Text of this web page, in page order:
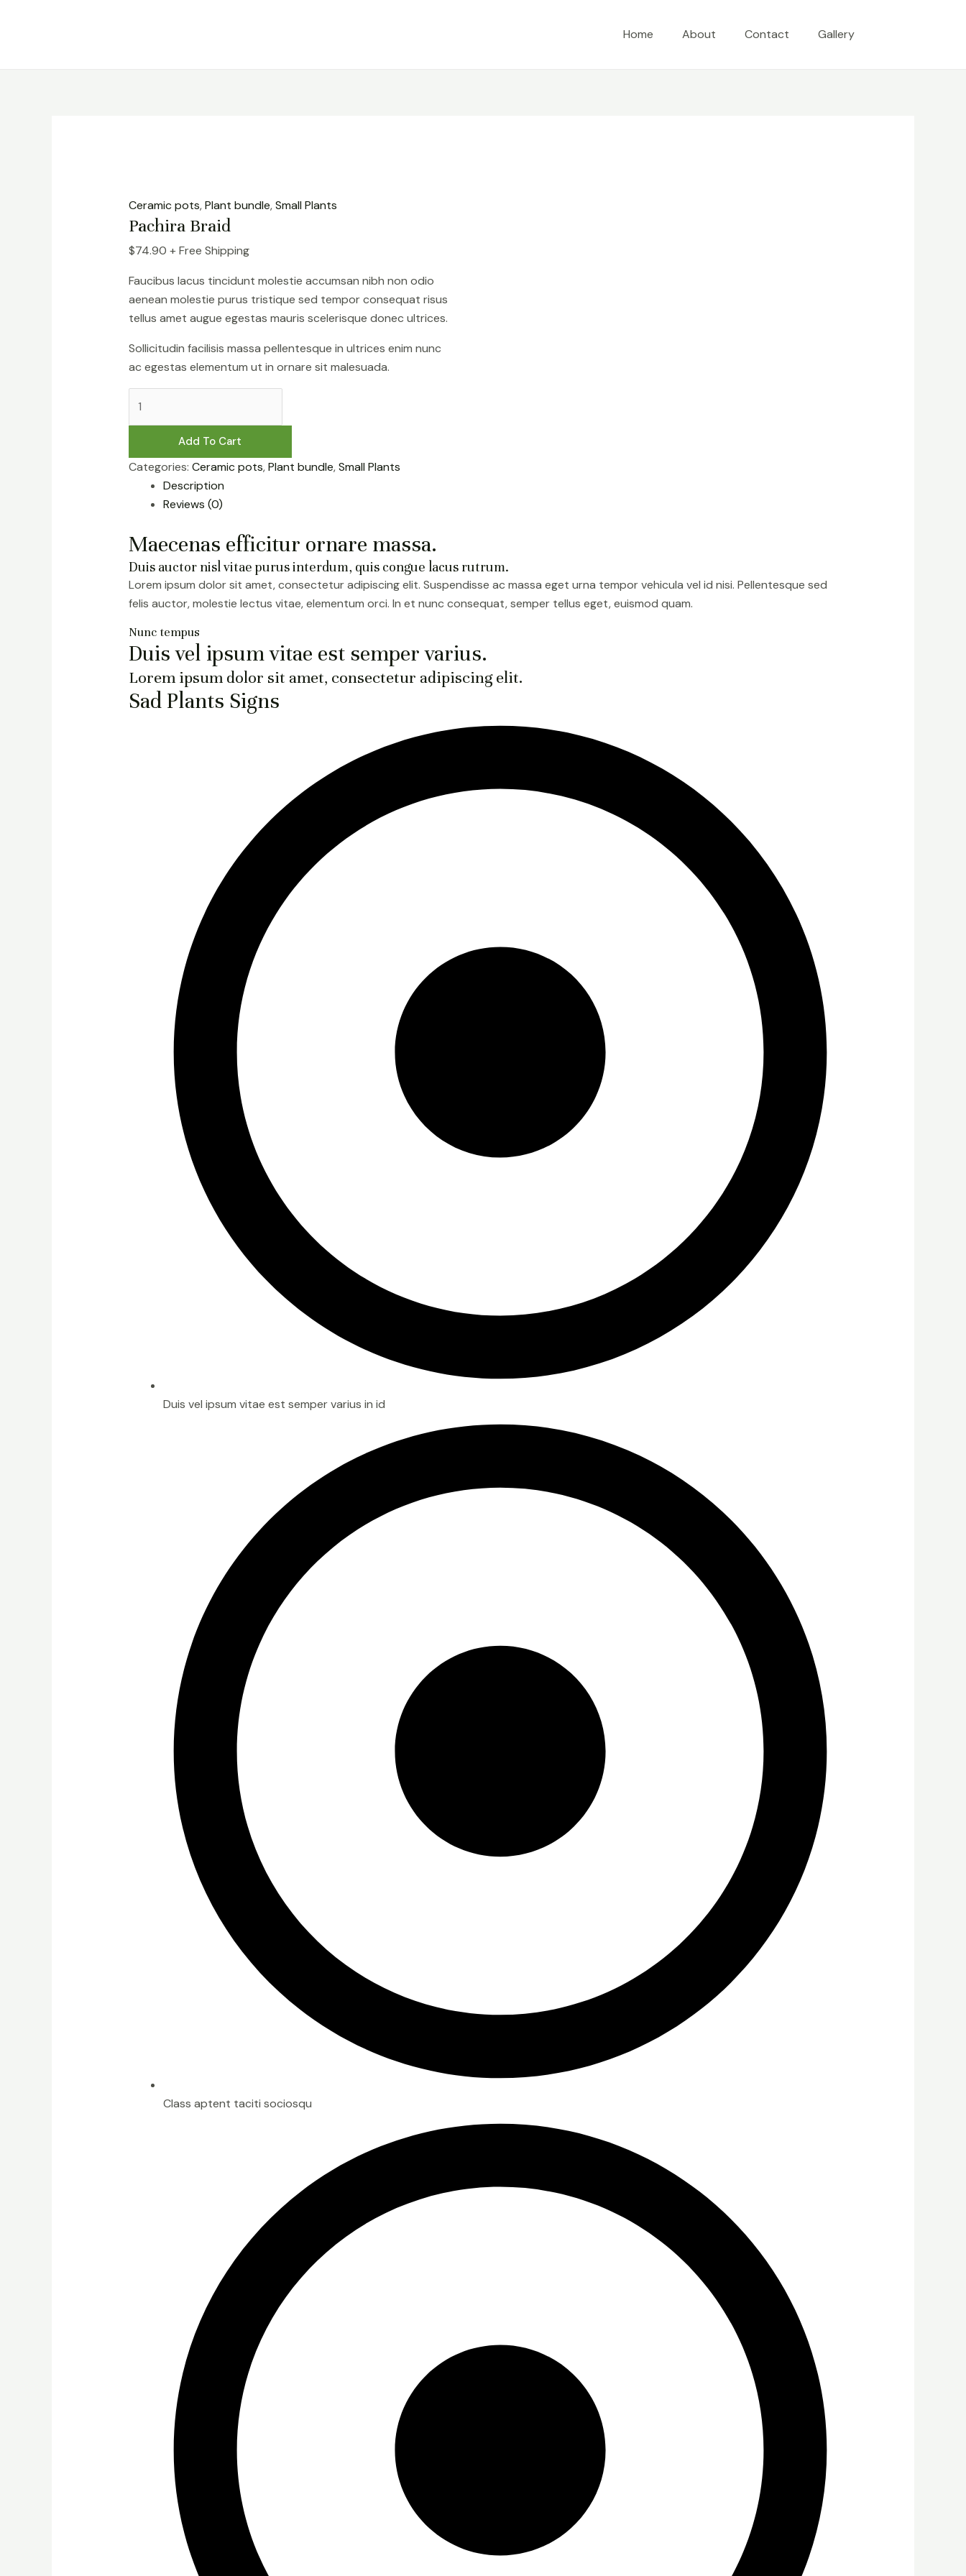
Home About Contact Gallery
Ceramic pots,Plant bundle,Small Plants
Pachira Braid
$74.90 + Free Shipping
Faucibus lacus tincidunt molestie accumsan nibh non odio
aenean molestie purus tristique sed tempor consequat risus
tellus amet augue egestas mauris scelerisque donec ultrices.
Sollicitudin facilisis massa pellentesque in ultrices enim nunc
ac egestas elementum ut in ornare sit malesuada.
Add To Cart
Categories: Ceramic pots,Plant bundle,Small Plants
Description
Reviews (0)
Maecenas efficitur ornare massa.
Duis auctor nisl vitae purus interdum, quis congue lacus rutrum.
Lorem ipsum dolor sit amet, consectetur adipiscing elit. Suspendisse ac massa eget urna tempor vehicula vel id nisi. Pellentesque sed
felis auctor, molestie lectus vitae, elementum orci. In et nunc consequat, semper tellus eget, euismod quam.
Nunc tempus
Duis vel ipsum vitae est semper varius.
Lorem ipsum dolor sit amet, consectetur adipiscing elit.
Sad Plants Signs
Duis vel ipsum vitae est semper varius in id
Class aptent taciti sociosqu